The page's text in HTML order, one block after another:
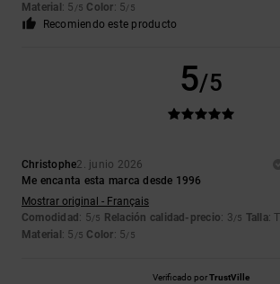
Material : 5 /5 Color: 5/5
Recomiendo este producto
5/5
Christophe2. junio 2026
Me encanta esta marca desde 1996
Mostrar original - Français
Comodidad : 5/5 Relación calidad-precio: 3/5 Talla:
Material : 5 /5 Color: 5/5
Verificado porTrustVille